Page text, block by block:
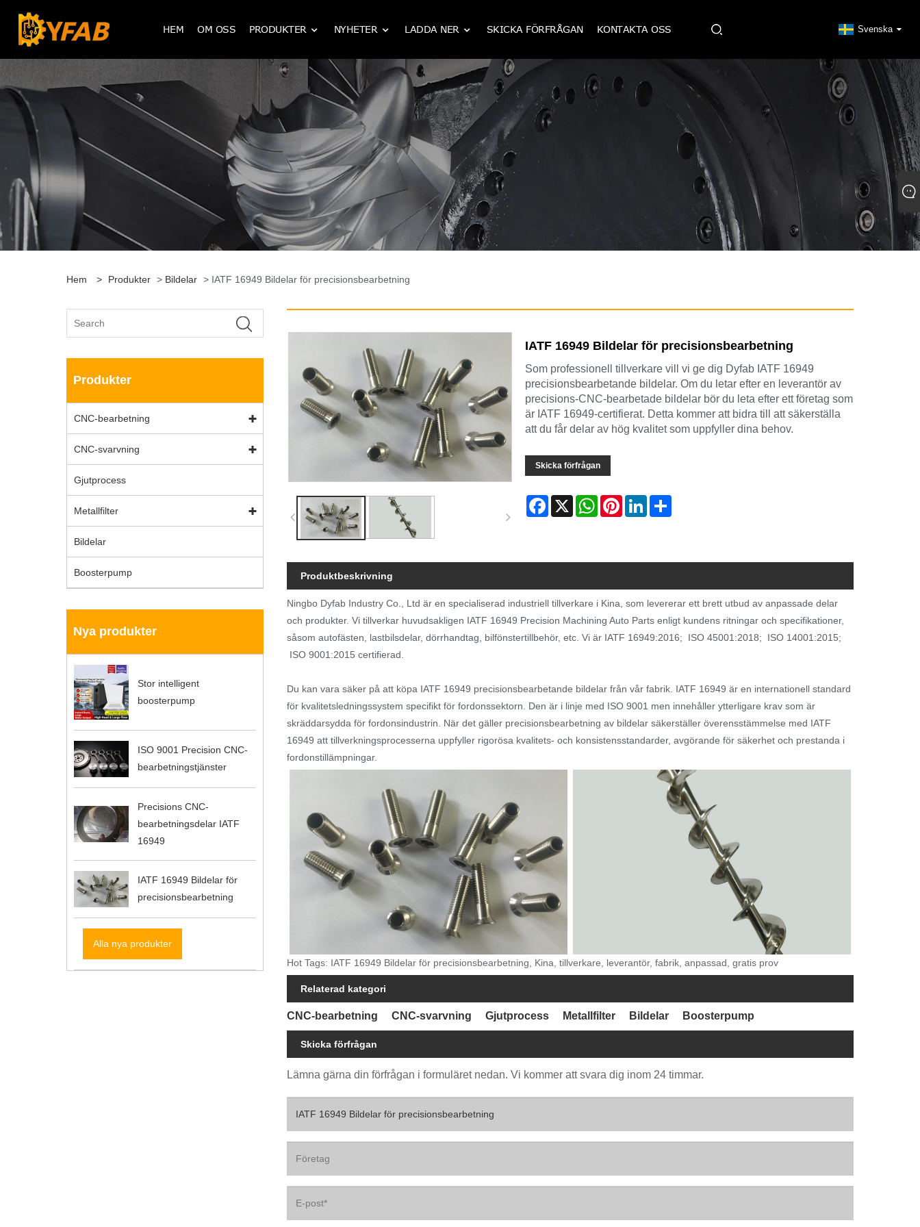
HEM OM OSS PRODUKTER NYHETER LADDA NER SKICKA FÖRFRÅGAN KONTAKTA OSS Svenska
Hem > Produkter > Bildelar > IATF 16949 Bildelar för precisionsbearbetning
Produkter
CNC-bearbetning
CNC-svarvning
Gjutprocess
Metallfilter
Bildelar
Boosterpump
Nya produkter
Stor intelligent
boosterpump
ISO 9001 Precision CNC-
bearbetningstjänster
Precisions CNC-
bearbetningsdelar IATF
16949
IATF 16949 Bildelar för
precisionsbearbetning
Alla nya produkter
IATF 16949 Bildelar för precisionsbearbetning
Som professionell tillverkare vill vi ge dig Dyfab IATF 16949
precisionsbearbetande bildelar. Om du letar efter en leverantör av
precisions-CNC-bearbetade bildelar bör du leta efter ett företag som
är IATF 16949-certifierat. Detta kommer att bidra till att säkerställa
att du får delar av hög kvalitet som uppfyller dina behov.
Skicka förfrågan
Facebook
X WhatsAppPinterestLinkedInShare
Produktbeskrivning
Ningbo Dyfab Industry Co., Ltd är en specialiserad industriell tillverkare i Kina, som levererar ett brett utbud av anpassade delar
och produkter. Vi tillverkar huvudsakligen IATF 16949 Precision Machining Auto Parts enligt kundens ritningar och specifikationer,
såsom autofästen, lastbilsdelar, dörrhandtag, bilfönstertillbehör, etc. Vi är IATF 16949:2016; ISO 45001:2018; ISO 14001:2015;
ISO 9001:2015 certifierad.
Du kan vara säker på att köpa IATF 16949 precisionsbearbetande bildelar från vår fabrik. IATF 16949 är en internationell standard
för kvalitetsledningssystem specifikt för fordonssektorn. Den är i linje med ISO 9001 men innehåller ytterligare krav som är
skräddarsydda för fordonsindustrin. När det gäller precisionsbearbetning av bildelar säkerställer överensstämmelse med IATF
16949 att tillverkningsprocesserna uppfyller rigorösa kvalitets- och konsistensstandarder, avgörande för säkerhet och prestanda i
fordonstillämpningar.
Hot Tags: IATF 16949 Bildelar för precisionsbearbetning, Kina, tillverkare, leverantör, fabrik, anpassad, gratis prov
Relaterad kategori
CNC-bearbetning CNC-svarvning Gjutprocess Metallfilter Bildelar Boosterpump
Skicka förfrågan
Lämna gärna din förfrågan i formuläret nedan. Vi kommer att svara dig inom 24 timmar.